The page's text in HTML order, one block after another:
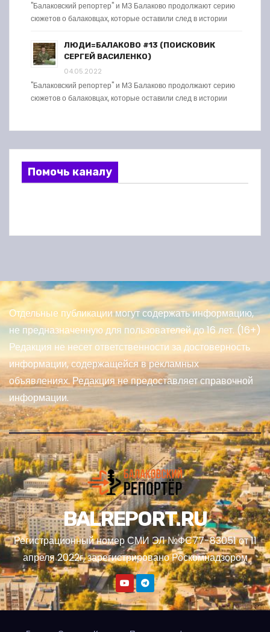
"Балаковский репортер" и МЗ Балаково продолжают серию
сюжетов о балаковцах, которые оставили след в истории
ЛЮДИ=БАЛАКОВО #13 (ПОИСКОВИК
СЕРГЕЙ ВАСИЛЕНКО)
04.05.2022
"Балаковский репортер" и МЗ Балаково продолжают серию
сюжетов о балаковцах, которые оставили след в истории
Помочь каналу
Отдельные публикации могут содержать информацию,
не предназначенную для пользователей до 16 лет. (16+)
Редакция не несет ответственности за достоверность
информации, содержащейся в рекламных
объявлениях. Редакция не предоставляет справочной
информации.
BALREPORT.RU
Регистрационный номер СМИ ЭЛ №ФС77-83051 от 11
апреля 2022г, зарегистрировано Роскомнадзором